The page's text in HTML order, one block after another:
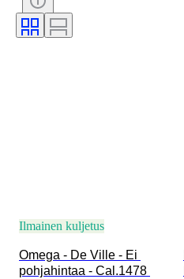
Painos
Rannekellon liike
Ilmainen kuljetus
Omega - De Ville - Ei
pohjahintaa - Cal.1478